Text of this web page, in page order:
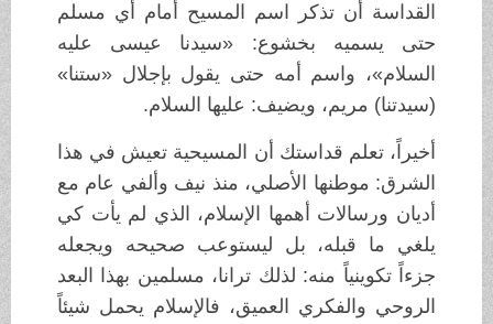
القداسة أن تذكر اسم المسيح أمام أي مسلم
حتى يسميه بخشوع: «سيدنا عيسى عليه
السلام»، واسم أمه حتى يقول بإجلال «ستنا»
(سيدتنا) مريم، ويضيف: عليها السلام.
أخيراً، تعلم قداستك أن المسيحية تعيش في هذا
الشرق: موطنها الأصلي، منذ نيف وألفي عام مع
أديان ورسالات أهمها الإسلام، الذي لم يأت كي
يلغي ما قبله، بل ليستوعب صحيحه ويجعله
جزءاً تكوينياً منه: لذلك ترانا، مسلمين بهذا البعد
الروحي والفكري العميق، فالإسلام يحمل شيئاً